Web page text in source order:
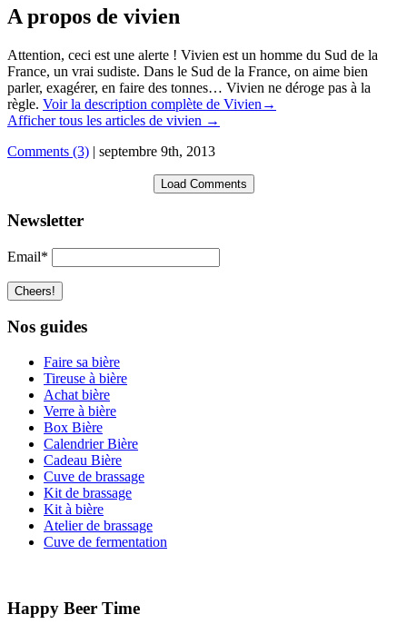
A propos de vivien
Attention, ceci est une alerte ! Vivien est un homme du Sud de la
France, un vrai sudiste. Dans le Sud de la France, on aime bien
parler, exagérer, en faire des tonnes… Vivien ne déroge pas à la
règle. Voir la description complète de Vivien→
Afficher tous les articles de vivien →
Comments (3) | septembre 9th, 2013
Load Comments
Newsletter
Email*
Nos guides
Faire sa bière
Tireuse à bière
Achat bière
Verre à bière
Box Bière
Calendrier Bière
Cadeau Bière
Cuve de brassage
Kit de brassage
Kit à bière
Atelier de brassage
Cuve de fermentation
Happy Beer Time